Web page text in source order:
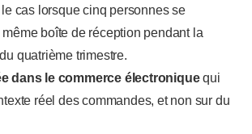
le cas lorsque cinq personnes se
boîte de réception pendant la
quatrième trimestre.
dans le commerce électroniquequi
réel des commandes, et non sur du